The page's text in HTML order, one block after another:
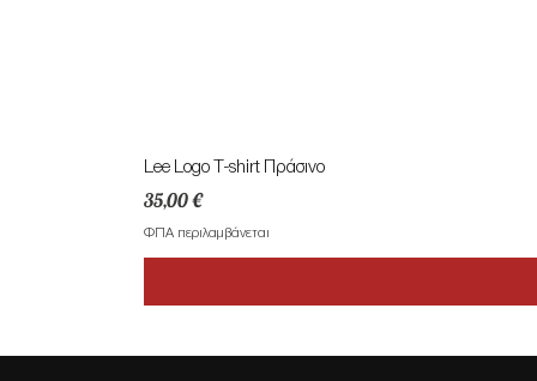
Lee Logo T-shirt Πράσινο
Τιμή
35,00 €
ΦΠΑ περιλαμβάνεται